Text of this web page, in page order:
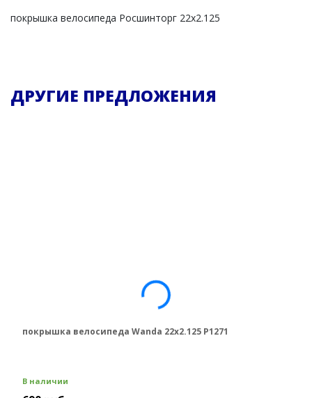
покрышка велосипеда Росшинторг 22х2.125
ДРУГИЕ ПРЕДЛОЖЕНИЯ
покрышка велосипеда Wanda 22х2.125 P1271
В наличии